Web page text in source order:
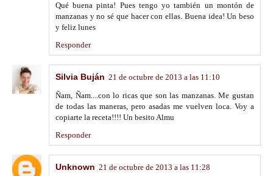
Qué buena pinta! Pues tengo yo también un montón de
manzanas y no sé que hacer con ellas. Buena idea! Un beso
y feliz lunes
Responder
Silvia Buján 21 de octubre de 2013 a las 11:10
Ñam, Ñam....con lo ricas que son las manzanas. Me gustan
de todas las maneras, pero asadas me vuelven loca. Voy a
copiarte la receta!!!! Un besito Almu
Responder
Unknown 21 de octubre de 2013 a las 11:28